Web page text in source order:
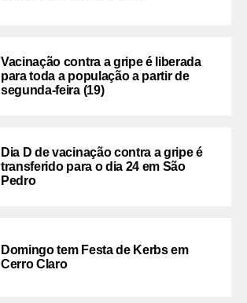
Vacinação contra a gripe é liberada
para toda a população a partir de
segunda-feira (19)
Dia D de vacinação contra a gripe é
transferido para o dia 24 em São
Pedro
Domingo tem Festa de Kerbs em
Cerro Claro